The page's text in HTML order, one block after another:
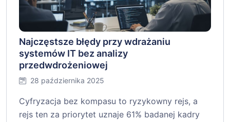
Najczęstsze błędy przy wdrażaniu
systemów IT bez analizy
przedwdrożeniowej
28 października 2025
Cyfryzacja bez kompasu to ryzykowny rejs, a
rejs ten za priorytet uznaje 61% badanej kadry